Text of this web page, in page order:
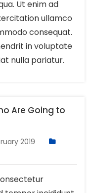
Ut enim ad
ullamco
consequat.
in voluptate
nulla pariatur.
Are Going to
2019